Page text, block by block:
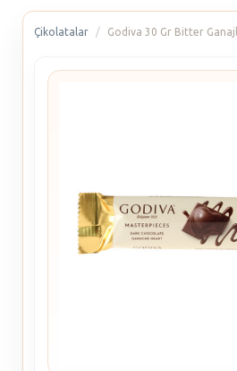
Çikolatalar Godiva 30 Gr Bitter